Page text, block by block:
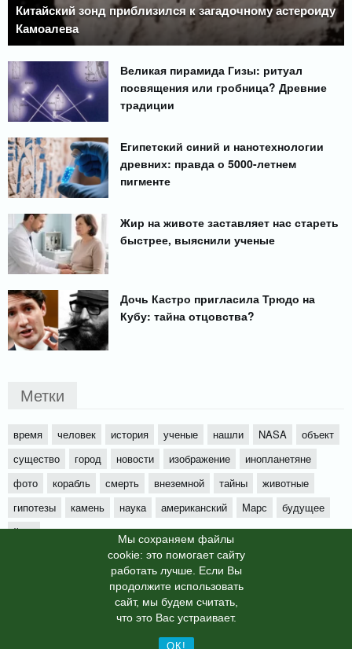
Мы cохраняем файлы
cookie: это помогает сайту
работать лучше. Если Вы
продолжите использовать
сайт, мы будем считать,
что это Вас устраивает.
ОК!
Китайский зонд приблизился к загадочному астероиду
Камоалева
Великая пирамида Гизы: ритуал
посвящения или гробница? Древние
традиции
Египетский синий и нанотехнологии
древних: правда о 5000-летнем
пигменте
Жир на животе заставляет нас стареть
быстрее, выяснили ученые
Дочь Кастро пригласила Трюдо на
Кубу: тайна отцовства?
Метки
время человек история ученые нашли NASA
объект
существо
город новости изображение
инопланетяне
фото
корабль смерть внеземной тайны
животные
гипотезы
камень наука американский Марс
будущее
йети
© info-dimurra.ru 2025г. This site is protected by
reCAPTCHA and the GooglePrivacy Policyand
apply.